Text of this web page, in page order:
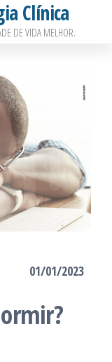
Clínica
DE VIDA MELHOR.
01/01/2023